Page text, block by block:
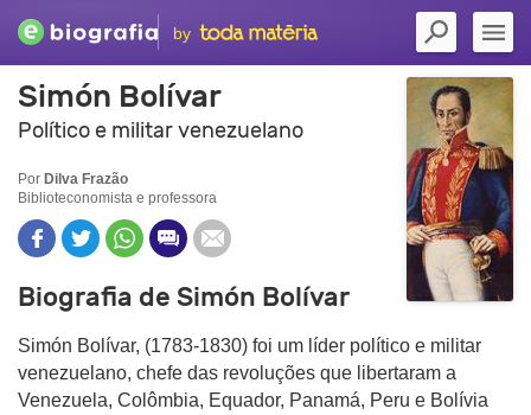
by
Simón Bolívar
Político e militar venezuelano
Por Dilva Frazão
Biblioteconomista e professora
Biografia de Simón Bolívar
Simón Bolívar, (1783-1830) foi um líder político e militar
venezuelano, chefe das revoluções que libertaram a
Venezuela, Colômbia, Equador, Panamá, Peru e Bolívia